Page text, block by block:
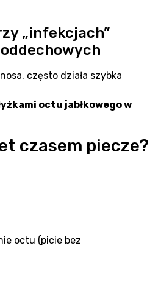
„infekcjach”
często działa szybka
octu jabłkowego w
czasem piecze?
octu (picie bez